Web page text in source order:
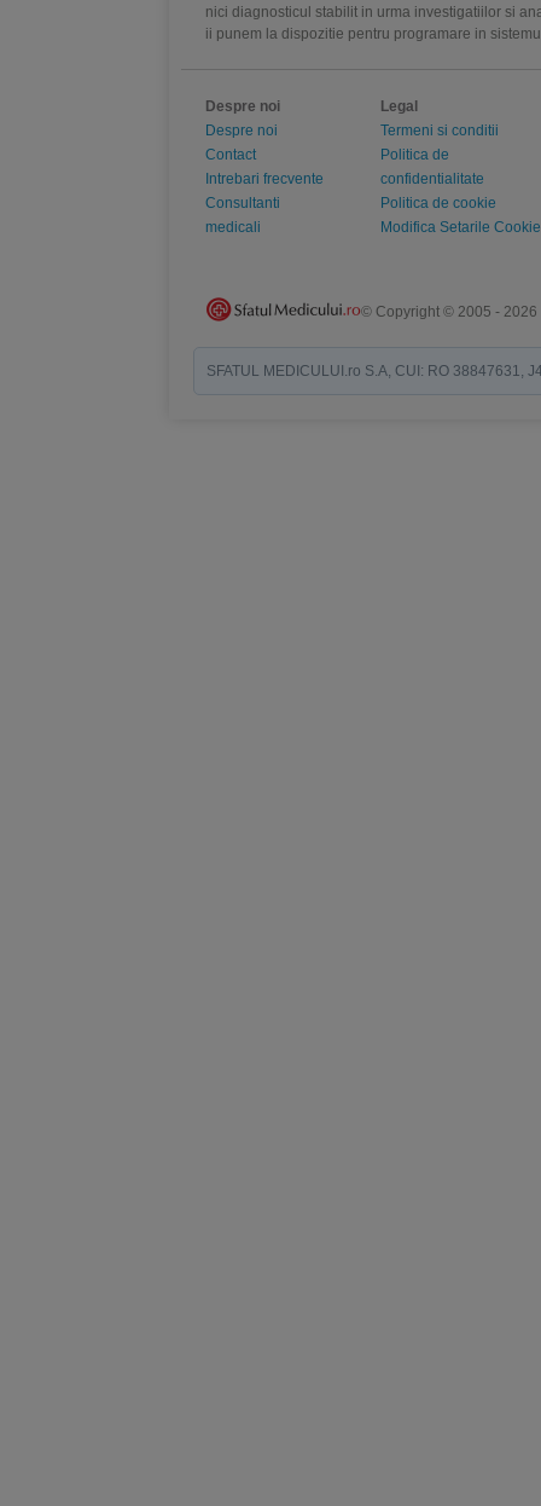
nici diagnosticul stabilit in urma investigatiilor si
ii punem la dispozitie pentru programare in
Despre noi
Despre noi
Contact
Intrebari frecvente
Consultanti
medicali
Legal
Termeni si conditii
Politica de
confidentialitate
Politica de cookie
Modifica Setarile Cookie
© Copyright © 2005 - 2026
SFATUL MEDICULUI.ro S.A, CUI: RO 38847631,